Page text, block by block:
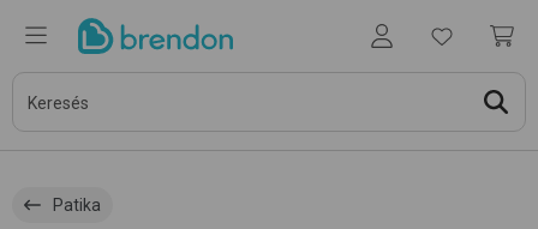
Patika